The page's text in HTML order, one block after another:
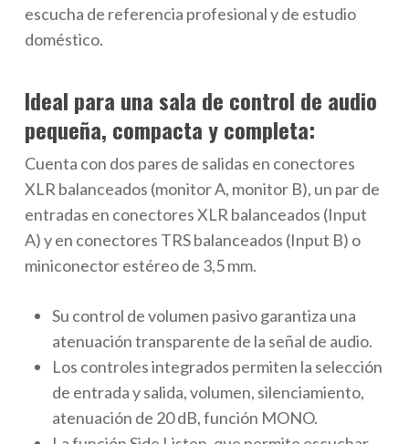
escucha de referencia profesional y de estudio
doméstico.
Ideal para una sala de control de audio
pequeña, compacta y completa:
Cuenta con dos pares de salidas en conectores
XLR balanceados (monitor A, monitor B), un par de
entradas en conectores XLR balanceados (Input
A) y en conectores TRS balanceados (Input B) o
miniconector estéreo de 3,5 mm.
Su control de volumen pasivo garantiza una
atenuación transparente de la señal de audio.
Los controles integrados permiten la selección
de entrada y salida, volumen, silenciamiento,
atenuación de 20 dB, función MONO.